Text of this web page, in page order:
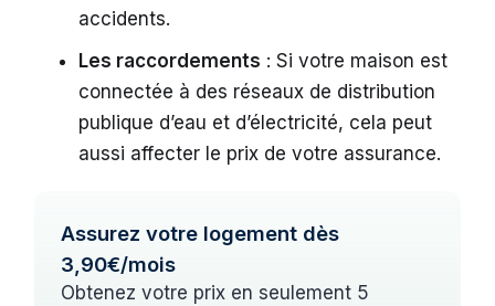
accidents.
Les raccordements : Si votre maison est
connectée à des réseaux de distribution
publique d’eau et d’électricité, cela peut
aussi affecter le prix de votre assurance.
Assurez votre logement dès
3,90€/mois
Obtenez votre prix en seulement 5